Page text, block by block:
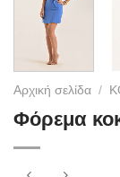
Αρχική σελίδα /
Φόρεμα